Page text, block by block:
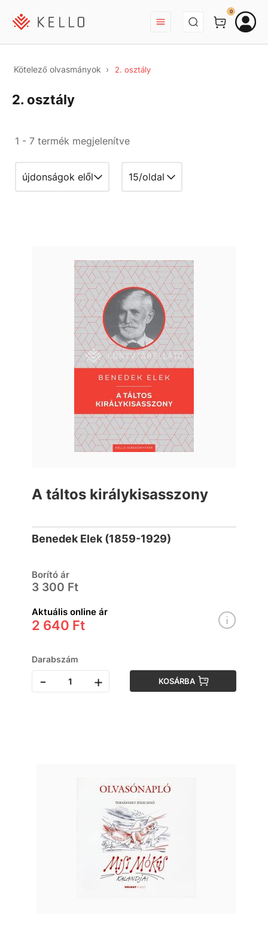
BEJELENTKEZÉS
0
Kötelező olvasmányok 2. osztály
2. osztály
1 - 7 termék megjelenítve
A táltos királykisasszony
Benedek Elek (1859-1929)
Borító ár
3 300 Ft
Aktuális online ár
2 640 Ft
Darabszám
- + KOSÁRBA